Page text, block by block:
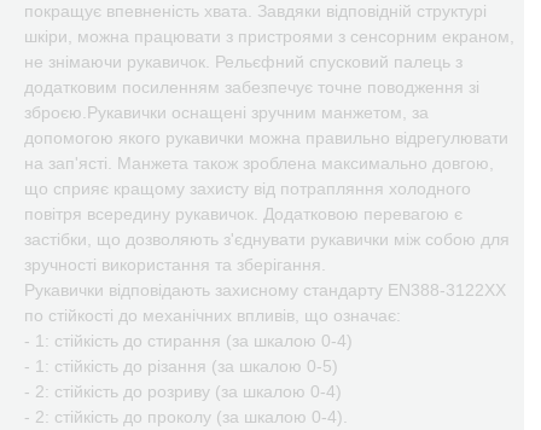
покращує впевненість хвата. Завдяки відповідній структурі
шкіри, можна працювати з пристроями з сенсорним екраном,
не знімаючи рукавичок. Рельєфний спусковий палець з
додатковим посиленням забезпечує точне поводження зі
зброєю.Рукавички оснащені зручним манжетом, за
допомогою якого рукавички можна правильно відрегулювати
на зап'ясті. Манжета також зроблена максимально довгою,
що сприяє кращому захисту від потрапляння холодного
повітря всередину рукавичок. Додатковою перевагою є
застібки, що дозволяють з'єднувати рукавички між собою для
зручності використання та зберігання.
Рукавички відповідають захисному стандарту EN388-3122XX
по стійкості до механічних впливів, що означає:
- 1: стійкість до стирання (за шкалою 0-4)
- 1: стійкість до різання (за шкалою 0-5)
- 2: стійкість до розриву (за шкалою 0-4)
- 2: стійкість до проколу (за шкалою 0-4).